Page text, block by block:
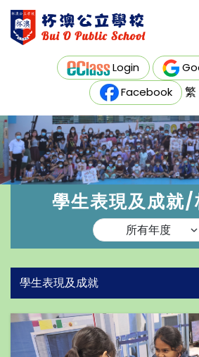
Login
Facebook
繁
學生表現及成就/
學生表現及成就